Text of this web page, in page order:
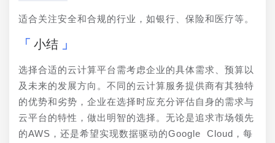
适合关注安全和合规的行业，如银行、保险和医疗等。
小结
选择合适的云计算平台需考虑企业的具体需求、预算以
及未来的发展方向。不同的云计算服务提供商有其独特
的优势和劣势，企业在选择时应充分评估自身的需求与
云平台的特性，做出明智的选择。无论是追求市场领先
的AWS，还是希望实现数据驱动的Google Cloud，每